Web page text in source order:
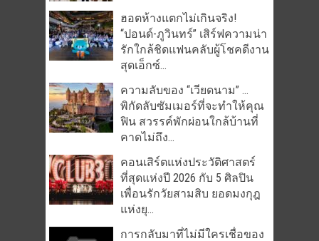
ฮอตห้างแตกไม่เกินจริง!
“ปอนด์-ภูวินทร์” เสิร์ฟความน่า
รักใกล้ชิดแฟนคลับผู้โชคดีงาน
สุดเอ็กซ์...
ความลับของ “เวียดนาม” …
พิกัดลับซัมเมอร์ที่จะทำให้คุณ
ฟิน สวรรค์พักผ่อนใกล้บ้านที่
คาดไม่ถึง...
คอนเสิร์ตแห่งประวัติศาสตร์
ที่สุดแห่งปี 2026 กับ 5 ศิลปิน
เพื่อนรักวัยสามสิบ ยอดมงกุฎ
แห่งยุ...
การกลับมาที่ไม่มีใครเชื่อของ